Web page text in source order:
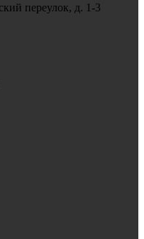
переулок, д. 1-3